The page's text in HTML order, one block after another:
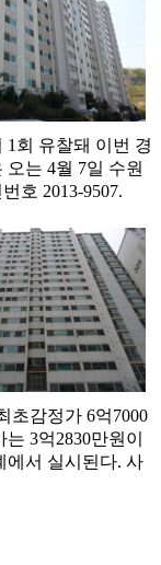
회 유찰돼 이번 경
오는 4월 7일 수원
호 2013-9507.
초감정가 6억7000
3억2830만원이
에서 실시된다. 사